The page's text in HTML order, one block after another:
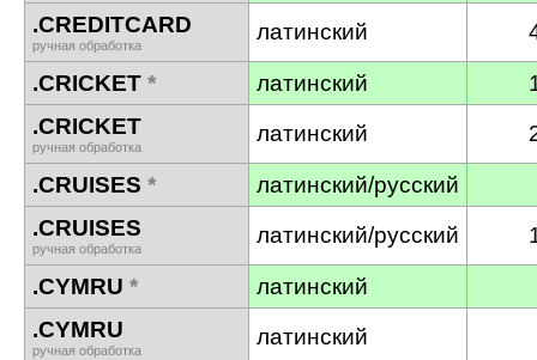
.CREDITCARD
ручная обработка
латинский
.CRICKET * латинский
.CRICKET
ручная обработка
латинский
.CRUISES *
латинский/русский
.CRUISES
ручная обработка
латинский/русский
.CYMRU *
латинский
.CYMRU
ручная обработка
латинский